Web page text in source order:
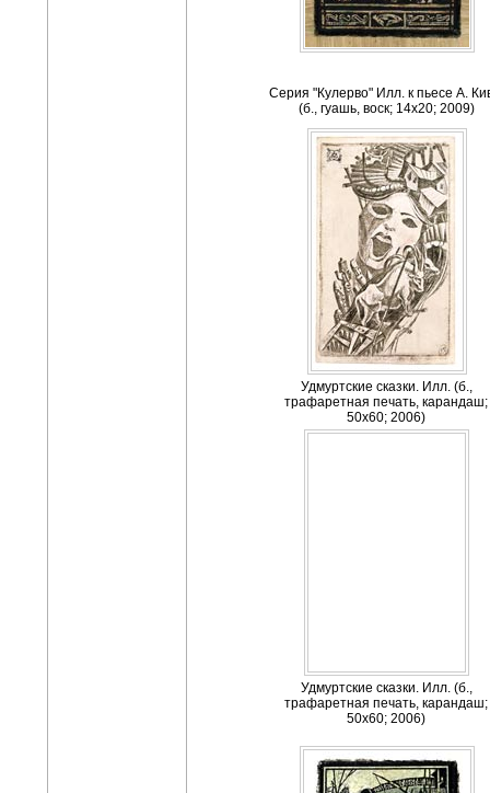
Cерия "Кулерво" Илл. к пьесе А.
(б., гуашь, воск; 14x20; 2009)
Удмуртские сказки. Илл. (б.,
трафаретная печать, карандаш;
50x60; 2006)
Удмуртские сказки. Илл. (б.,
трафаретная печать, карандаш;
50x60; 2006)